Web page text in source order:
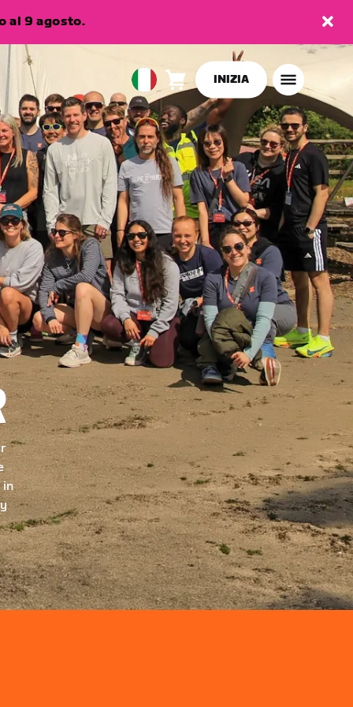
al 9 agosto.
European
Union
Italiano
Carrello0
articoli
INIZIA
in